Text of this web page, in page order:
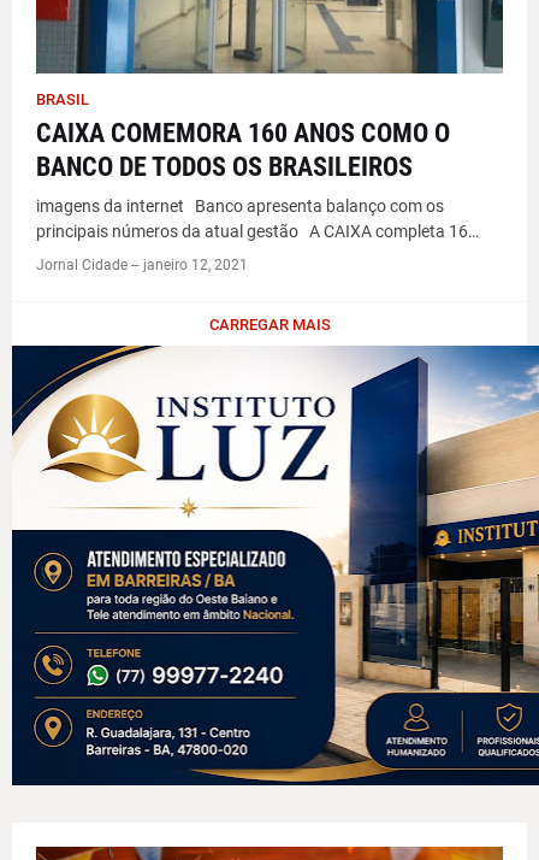
BRASIL
CAIXA COMEMORA 160 ANOS COMO O
BANCO DE TODOS OS BRASILEIROS
imagens da internet Banco apresenta balanço com os
principais números da atual gestão A CAIXA completa 16…
Jornal Cidade -- janeiro 12, 2021
CARREGAR MAIS